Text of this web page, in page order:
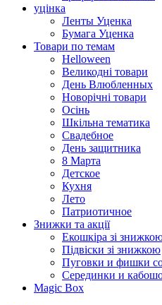
уцінка
Ленты Уценка
Бумага Уценка
Товари по темам
Helloween
Великодні товари
День Влюбленных
Новорічні товари
Осінь
Шкільна тематика
Свадебное
День защитника
8 Марта
Детское
Кухня
Лето
Патриотичное
Знижки та акції
Екошкіра зі
Підвіски зі знижкою
Пуговки и фишки
Серединки и
Magic Box